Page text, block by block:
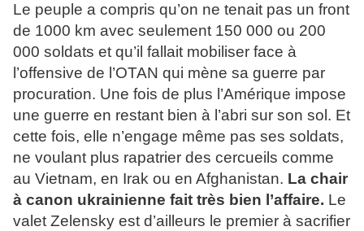
Le peuple a compris qu’on ne tenait pas un front
de 1000 km avec seulement 150 000 ou 200
000 soldats et qu’il fallait mobiliser face à
l’offensive de l’OTAN qui mène sa guerre par
procuration. Une fois de plus l’Amérique impose
une guerre en restant bien à l’abri sur son sol. Et
cette fois, elle n’engage même pas ses soldats,
ne voulant plus rapatrier des cercueils comme
au Vietnam, en Irak ou en Afghanistan. La chair
à canon ukrainienne fait très bien l’affaire. Le
valet Zelensky est d’ailleurs le premier à sacrifier